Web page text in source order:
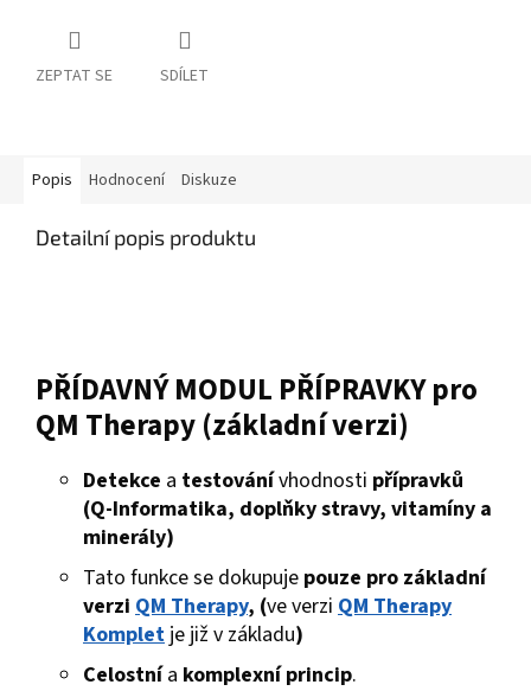
ZEPTAT SE SDÍLET
Popis Hodnocení Diskuze
Detailní popis produktu
PŘÍDAVNÝ MODUL PŘÍPRAVKY pro
QM Therapy (základní verzi)
Detekce a testovánívhodnosti přípravků
(Q‑Informatika, doplňky stravy, vitamíny a
minerály)
Tato funkce se dokupuje pouze pro základní
verzi QM Therapy, (ve verzi QM Therapy
Komplet je již v základu)
Celostnía komplexní princip.